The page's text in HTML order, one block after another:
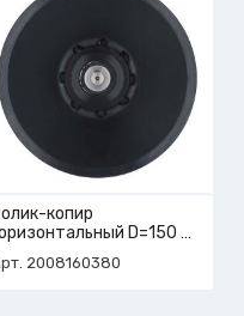
копир
горизонтальный D=150
2008160380